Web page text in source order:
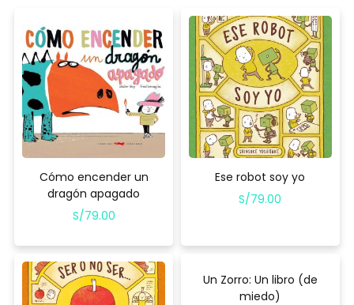
Cómo encender un
dragón apagado
S/79.00
Ese robot soy yo
S/79.00
Un Zorro: Un libro (de
miedo)